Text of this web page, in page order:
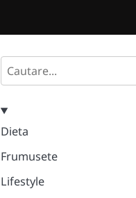
Search
Dieta
Frumusete
Lifestyle